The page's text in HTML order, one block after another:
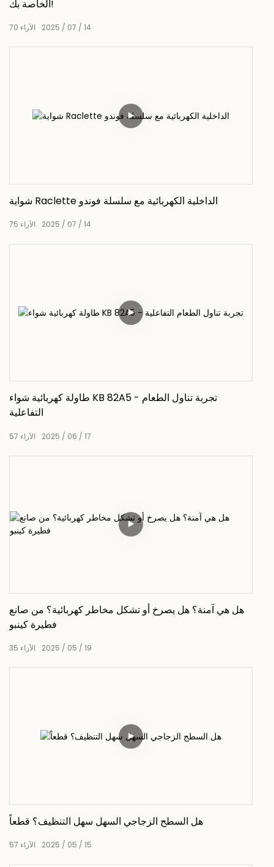
الخاصة بك!
2025 07 14
70 الآراء
شواية Raclette الداخلية الكهربائية مع سلسلة فوندو
2025 07 14
75 الآراء
طاولة كهربائية شواء KB 82A5 - تجربة تناول الطعام
التفاعلية
2025 06 17
57 الآراء
هل هي آمنة؟ هل يصرخ أو تشكل مخاطر كهربائية؟ من صانع
فطيرة كينبو
2025 05 19
35 الآراء
هل السطح الزجاجي السهل سهل التنظيف؟ قطعاً
2025 05 15
57 الآراء